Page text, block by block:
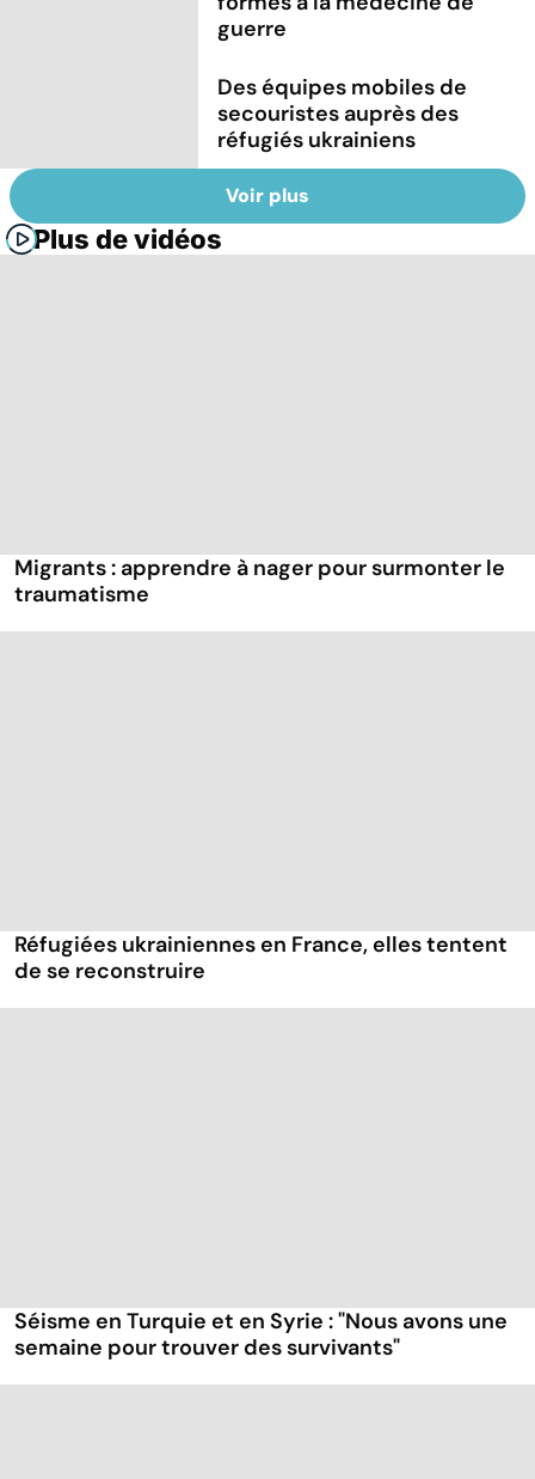
guerre
Des équipes mobiles de
secouristes auprès des
réfugiés ukrainiens
Voir plus
Plus de vidéos
Migrants : apprendre à nager pour surmonter le
traumatisme
Réfugiées ukrainiennes en France, elles tentent
de se reconstruire
Séisme en Turquie et en Syrie : "Nous avons une
semaine pour trouver des survivants"